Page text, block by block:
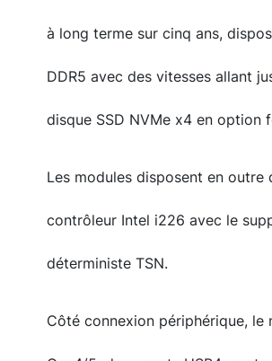
à long terme sur cinq ans,
DDR5 avec des vitesses allant
disque SSD NVMe x4 en option
Les modules disposent en
contrôleur Intel i226 avec le
déterministe TSN.
Côté connexion périphérique, le